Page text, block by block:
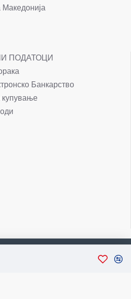
ПОДАТОЦИ
Банкарство
купување